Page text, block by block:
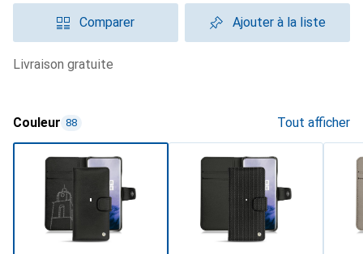
Comparer Ajouter à la liste
livraison gratuite
Couleur 88 Tout afficher